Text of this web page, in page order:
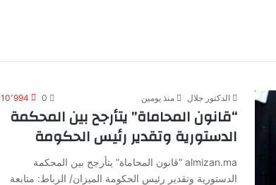
الدكتور جلال منذ يومين 0 10٬994
“قانون المحاماة” يتأرجح بين المحكمة
الدستورية وتقدير رئيس الحكومة
almizan.ma “قانون المحاماة” يتأرجح بين المحكمة
الدستورية وتقدير رئيس الحكومة الميزان/ الرباط: متابعة